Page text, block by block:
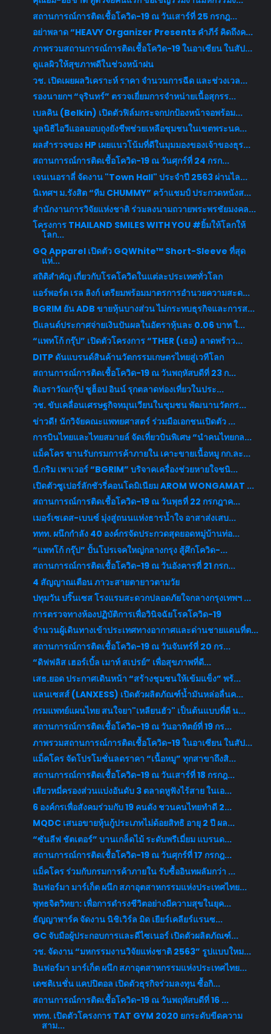
สถานการณ์การติดเชื้อโควิด-19 ณ วันเสาร์ที่ 25 กรกฎ...
อย่าพลาด​ “HEAVY Organizer Presents คำภีร์ คิดถึงค...
ภาพรวมสถานการณ์การติดเชื้อโควิด-19 ในอาเซียน ในสัป...
ดูแลผิวให้สุขภาพดีในช่วงหน้าฝน
วช. เปิดเผยผลวิเคราะห์ ราคา จำนวนการฉีด และช่วงเวล...
รองนายกฯ “จุรินทร์” ตรวจเยี่ยมการจำหน่ายเนื้อสุกรร...
เบลคิน (Belkin) เปิดตัวฟิล์มกระจกปกป้องหน้าจอพร้อม...
มูลนิธิไอวีแอลมอบถุงยังชีพช่วยเหลือชุมชนในเขตพระนค...
ผลสำรวจของ HP เผยแนวโน้มที่ดีในมุมมองของเจ้าของธุร...
สถานการณ์การติดเชื้อโควิด-19 ณ วันศุกร์ที่ 24 กรก...
เจนเนอราลี่ จัดงาน "Town Hall" ประจำปี 2563 ผ่านไล...
นิเทศฯ ม.รังสิต “ทีม CHUMMY” คว้าแชมป์ ประกวดหนังส...
สำนักงานการวิจัยแห่งชาติ ร่วมลงนามถวายพระพรชัยมงคล...
โครงการ THAILAND SMILES WITH YOU #ยิ้มให้โลกให้
โลก...
GQ Apparel เปิดตัว GQWhite™ Short-Sleeve ที่สุด
แห่...
สถิติสำคัญ เกี่ยวกับโรคโควิดในแต่ละประเทศทั่วโลก
แอร์พอร์ต เรล ลิงก์ เตรียมพร้อมมาตรการอำนวยความสะด...
BGRIM ยัน ADB ขายหุ้นบางส่วน ไม่กระทบธุรกิจและการส...
บีแลนด์ประกาศจ่ายเงินปันผลในอัตราหุ้นละ 0.06 บาท ใ...
“แพทโก้ กรุ๊ป” เปิดตัวโครงการ “THER (เธอ) ลาดพร้าว...
DITP ดันแบรนด์สินค้านวัตกรรมเกษตรไทยสู่เวทีโลก
สถานการณ์การติดเชื้อโควิด-19 ณ วันพฤหัสบดีที่ 23 ก...
ดิเอราวัณกรุ๊ป ชูฮ็อป อินน์ รุกตลาดท่องเที่ยวในประ...
วช. ขับเคลื่อนเศรษฐกิจหมุนเวียนในชุมชน พัฒนานวัตกร...
ข่าวดี! นักวิจัยคณะแพทยศาสตร์ ร่วมมือเอกชนเปิดตัว ...
การบินไทยและไทยสมายล์ จัดเที่ยวบินพิเศษ “นำคนไทยกล...
แม็คโคร ขานรับกรมการค้าภายใน เคาะขายเนื้อหมู กก.ละ...
บี.กริม เพาเวอร์ “BGRIM” บริจาคเครื่องช่วยหายใจชนิ...
เปิดตัวซูเปอร์ลักชัวรี่คอนโดมิเนียม AROM WONGAMAT ...
สถานการณ์การติดเชื้อโควิด-19 ณ วันพุธที่ 22 กรกฎาค...
เมอร์เซเดส-เบนซ์ มุ่งสู่ถนนแห่งธารน้ำใจ อาสาส่งเสบ...
ททท. ผนึกกำลัง 40 องค์กรจัดประกวดสุดยอดหมู่บ้านท่อ...
“แพทโก้ กรุ๊ป” ปั้นโปรเจคใหญ่กลางกรุง สู้ศึกโควิด-...
สถานการณ์การติดเชื้อโควิด-19 ณ วันอังคารที่ 21 กรก...
4 สัญญาณเตือน ภาวะสายตายาวตามวัย
ปทุมวัน ปริ๊นเซส โรงแรมสะดวกปลอดภัยใจกลางกรุงเทพฯ ...
การตรวจทางห้องปฏิบัติการเพื่อวินิจฉัยโรคโควิด-19
จำนวนผู้เดินทางเข้าประเทศทางอากาศและด่านชายแดนที่ต...
สถานการณ์การติดเชื้อโควิด-19 ณ วันจันทร์ที่ 20 กร...
“ดิฟฟลิส เฮอร์เบิ้ล เมาท์ สเปรย์” เพื่อสุขภาพที่ดี...
เสธ.ยอด ประกาศเดินหน้า “สร้างชุมชนให้เข้มแข็ง” พร้...
แลนเซสส์ (LANXESS) เปิดตัวผลิตภัณฑ์น้ำมันหล่อลื่นค...
กรมแพทย์แผนไทย สนใจยา"เหลียนฮัว" เป็นต้นแบบที่ดี น...
สถานการณ์การติดเชื้อโควิด-19 ณ วันอาทิตย์ที่ 19 กร...
ภาพรวมสถานการณ์การติดเชื้อโควิด-19 ในอาเซียน ในสัป...
แม็คโคร จัดโปรโมชั่นลดราคา “เนื้อหมู” ทุกสาขาถึงสิ...
สถานการณ์การติดเชื้อโควิด-19 ณ วันเสาร์ที่ 18 กรกฎ...
เสียวหมี่ครองส่วนแบ่งอันดับ 3 ตลาดหูฟังไร้สาย ในเอ...
6 องค์กรเพื่อสังคมร่วมกับ 19 คนดัง ชวนคนไทยทำดี 2...
MQDC เสนอขายหุ้นกู้ประเภทไม่ด้อยสิทธิ อายุ 2 ปี ผล...
“ซันลีฟ ชัตเตอร์” บานเกล็ดไม้ ระดับพรีเมี่ยม แบรนด...
สถานการณ์การติดเชื้อโควิด-19 ณ วันศุกร์ที่ 17 กรกฎ...
แม็คโคร ร่วมกับกรมการค้าภายใน รับซื้ออินทผลัมกว่า ...
อินฟอร์มา มาร์เก็ต ผนึก สภาอุตสาหกรรมแห่งประเทศไทย...
พุทธจิตวิทยา: เพื่อการดำรงชีวิตอย่างมีความสุขในยุค...
ธัญญาพาร์ค จัดงาน นิชิเวิร์ล มิด เยียร์เคลียร์แรนซ...
GC จับมือผู้ประกอบการและดีไซเนอร์ เปิดตัวผลิตภัณฑ์...
วช. จัดงาน “มหกรรมงานวิจัยแห่งชาติ 2563” รูปแบบใหม...
อินฟอร์มา มาร์เก็ต ผนึก สภาอุตสาหกรรมแห่งประเทศไทย...
เดซติเนชั่น แคปปิตอล เปิดตัวธุรกิจร่วมลงทุน ซื้อกิ...
สถานการณ์การติดเชื้อโควิด-19 ณ วันพฤหัสบดีที่ 16 ...
ททท. เปิดตัวโครงการ TAT GYM 2020 ยกระดับขีดความ
สาม...